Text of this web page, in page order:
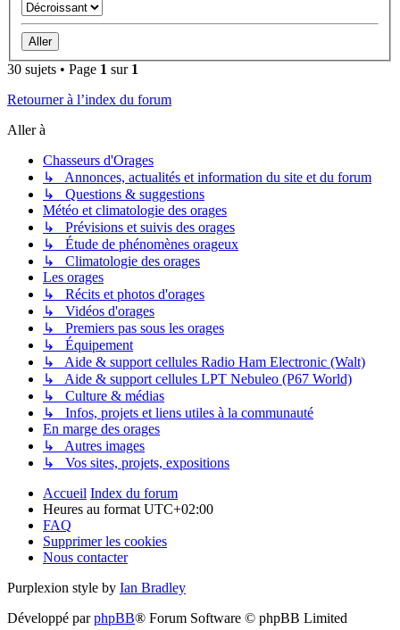
Nouveau sujet
Afficher :
30 sujets • Page
Retourner à l’index du forum
Aller à
Chasseurs d'Orages
↳ Annonces, actualités et information du site et du forum
↳ Questions & suggestions
Météo et climatologie des orages
↳ Prévisions et suivis des orages
↳ Étude de phénomènes orageux
↳ Climatologie des orages
Les orages
↳ Récits et photos d'orages
↳ Vidéos d'orages
↳ Premiers pas sous les orages
↳ Équipement
↳ Aide & support cellules Radio Ham Electronic (Walt)
↳ Aide & support cellules LPT Nebuleo (P67 World)
↳ Culture & médias
↳ Infos, projets et liens utiles à la communauté
↳ Autres images
↳ Vos sites, projets, expositions
Accueil Index du forum
Heures au format
FAQ
Supprimer les cookies
Nous contacter